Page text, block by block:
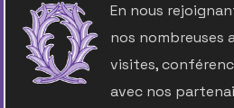
En nous
nos nombreuses
visites,
avec nos